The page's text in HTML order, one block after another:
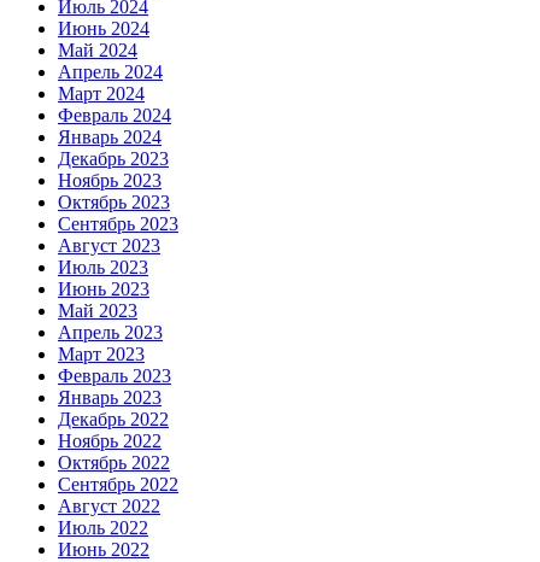
Июль 2024
Июнь 2024
Май 2024
Апрель 2024
Март 2024
Февраль 2024
Январь 2024
Декабрь 2023
Ноябрь 2023
Октябрь 2023
Сентябрь 2023
Август 2023
Июль 2023
Июнь 2023
Май 2023
Апрель 2023
Март 2023
Февраль 2023
Январь 2023
Декабрь 2022
Ноябрь 2022
Октябрь 2022
Сентябрь 2022
Август 2022
Июль 2022
Июнь 2022